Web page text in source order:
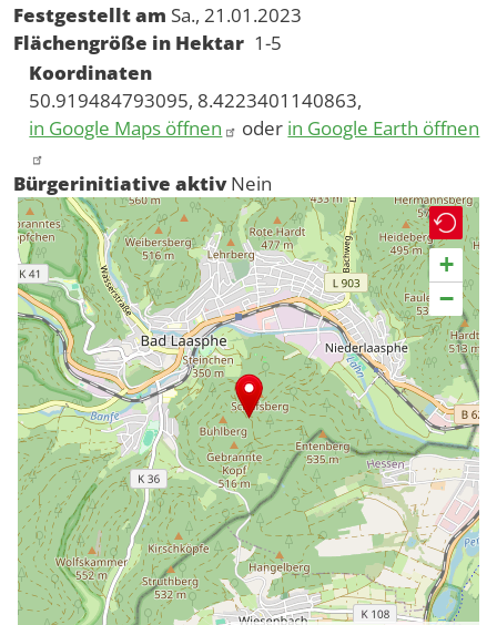
Festgestellt am Sa., 21.01.2023
Flächengröße in Hektar 1-5
Koordinaten
50.919484793095, 8.4223401140863,
in Google Maps öffnen
oder in Google Earth öffnen
Bürgerinitiative aktiv Nein
+
−